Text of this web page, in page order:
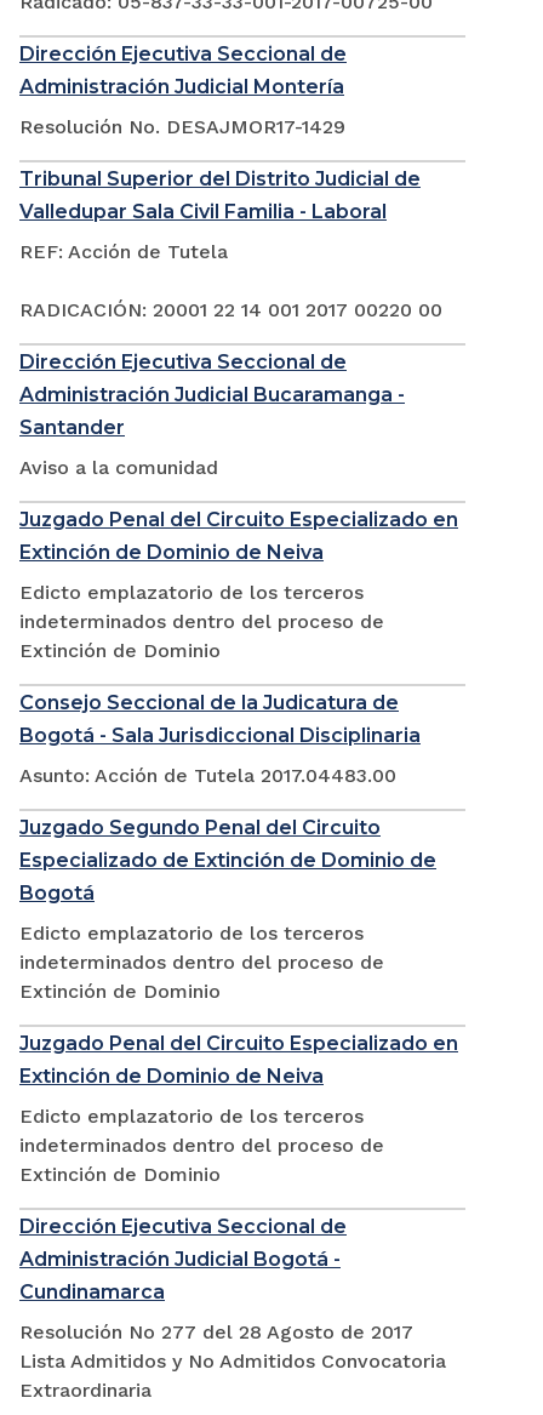
Dirección Ejecutiva Seccional de
Administración Judicial Montería
Resolución No. DESAJMOR17-1429
Tribunal Superior del Distrito Judicial de
Valledupar Sala Civil Familia - Laboral
REF: Acción de Tutela
RADICACIÓN: 20001 22 14 001 2017 00220 00
Dirección Ejecutiva Seccional de
Administración Judicial Bucaramanga -
Santander
Aviso a la comunidad
Juzgado Penal del Circuito Especializado en
Extinción de Dominio de Neiva
Edicto emplazatorio de los terceros
indeterminados dentro del proceso de
Extinción de Dominio
Consejo Seccional de la Judicatura de
Bogotá - Sala Jurisdiccional Disciplinaria
Asunto: Acción de Tutela 2017.04483.00
Juzgado Segundo Penal del Circuito
Especializado de Extinción de Dominio de
Bogotá
Edicto emplazatorio de los terceros
indeterminados dentro del proceso de
Extinción de Dominio
Juzgado Penal del Circuito Especializado en
Extinción de Dominio de Neiva
Edicto emplazatorio de los terceros
indeterminados dentro del proceso de
Extinción de Dominio
Dirección Ejecutiva Seccional de
Administración Judicial Bogotá -
Cundinamarca
Resolución No 277 del 28 Agosto de 2017
Lista Admitidos y No Admitidos Convocatoria
Extraordinaria